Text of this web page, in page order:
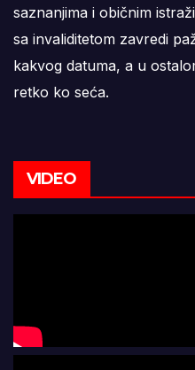
saznanjima i običnim
sa invaliditetom zavredi
kakvog datuma, a u
retko ko seća.
VIDEO